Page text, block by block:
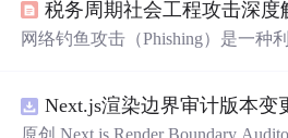
草；轻浮的领着乱跑；俗气的喝
蹈；胆大的搂搂抱抱；疯狂的就地
婆了，嚎~...
网络钓鱼攻击（Phishing）是一种
望或对损失的恐惧，精心设计欺骗
动泄露凭证或执行恶意操作。这类